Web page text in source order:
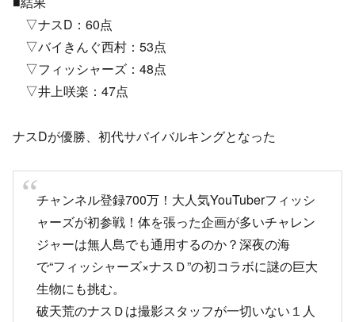
▽ナスD：60点
▽バイきんぐ西村：53点
▽フィッシャーズ：48点
▽井上咲楽：47点
ナスDが優勝、初代サバイバルキングとなった
チャンネル登録700万！大人気YouTuberフィッシ
ャーズが初参戦！体を張った企画が多いチャレン
ジャーは無人島でも通用するのか？深夜の海
で“フィッシャーズ×ナスＤ”の初コラボに謎の巨大
生物にも挑む。
破天荒のナスＤは撮影スタッフが一切いない１人